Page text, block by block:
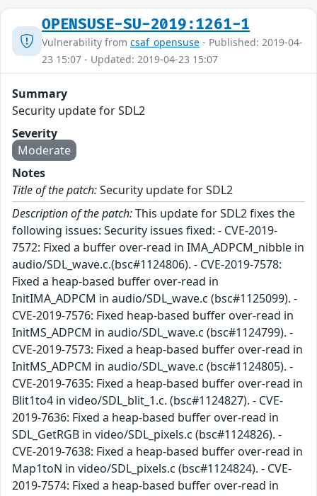
OPENSUSE-SU-2019:1261-1
Vulnerability from csaf_opensuse - Published: 2019-04-
23 15:07 - Updated: 2019-04-23 15:07
Summary
Security update for SDL2
Severity
Moderate
Notes
Title of the patch:Security update for SDL2
Description of the patch:This update for SDL2 fixes the
following issues: Security issues fixed: - CVE-2019-
7572: Fixed a buffer over-read in IMA_ADPCM_nibble in
audio/SDL_wave.c.(bsc#1124806). - CVE-2019-7578:
Fixed a heap-based buffer over-read in
InitIMA_ADPCM in audio/SDL_wave.c (bsc#1125099). -
CVE-2019-7576: Fixed heap-based buffer over-read in
InitMS_ADPCM in audio/SDL_wave.c (bsc#1124799). -
CVE-2019-7573: Fixed a heap-based buffer over-read in
InitMS_ADPCM in audio/SDL_wave.c (bsc#1124805). -
CVE-2019-7635: Fixed a heap-based buffer over-read in
Blit1to4 in video/SDL_blit_1.c. (bsc#1124827). - CVE-
2019-7636: Fixed a heap-based buffer over-read in
SDL_GetRGB in video/SDL_pixels.c (bsc#1124826). -
CVE-2019-7638: Fixed a heap-based buffer over-read in
Map1toN in video/SDL_pixels.c (bsc#1124824). - CVE-
2019-7574: Fixed a heap-based buffer over-read in